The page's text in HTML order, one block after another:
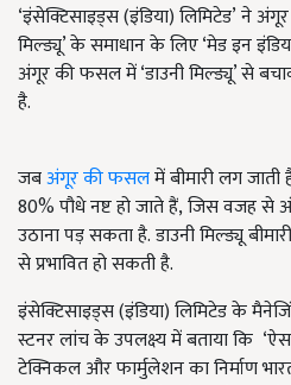
‘इंसेक्टिसाइड्स (इंडिया) लिमिटेड’ ने
मिल्ड्यू’ के समाधान के लिए ‘मेड इन
अंगूर की फसल में ‘डाउनी मिल्ड्यू’ से
है.
जबअंगूर की फसलमें बीमारी लग
80% पौधे नष्ट हो जाते हैं, जिस वजह से
उठाना पड़ सकता है. डाउनी मिल्ड्यू
से प्रभावित हो सकती है.
इंसेक्टिसाइड्स (इंडिया) लिमिटेड के
स्टनर लांच के उपलक्ष्य में बताया कि
टेक्निकल और फार्मुलेशन का निर्माण